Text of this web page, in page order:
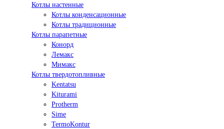
Котлы настенные
Котлы конденсационные
Котлы традиционные
Котлы парапетные
Конорд
Лемакс
Мимакс
Котлы твердотопливные
Kentatsu
Kiturami
Protherm
Sime
TermoKontur